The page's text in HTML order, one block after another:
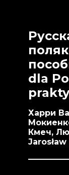
dla
Харри
Кмеч,